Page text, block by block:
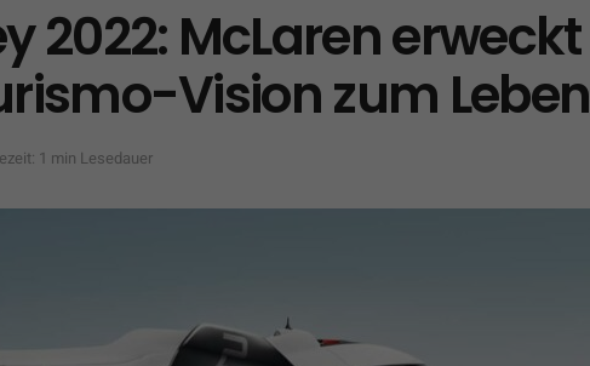
2022: McLaren erweckt
Vision zum Leben
1 min Lesedauer